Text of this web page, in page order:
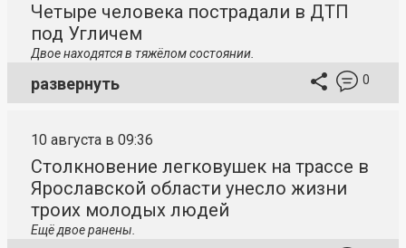
Четыре человека пострадали в ДТП
под Угличем
Двое находятся в тяжёлом состоянии.
развернуть 0
10 августа в 09:36
Столкновение легковушек на трассе в
Ярославской области унесло жизни
троих молодых людей
Ещё двое ранены.